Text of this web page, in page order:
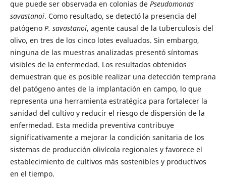
que puede ser observada en colonias de Pseudomonas
savastanoi. Como resultado, se detectó la presencia del
patógeno P. savastanoi, agente causal de la tuberculosis del
olivo, en tres de los cinco lotes evaluados. Sin embargo,
ninguna de las muestras analizadas presentó síntomas
visibles de la enfermedad. Los resultados obtenidos
demuestran que es posible realizar una detección temprana
del patógeno antes de la implantación en campo, lo que
representa una herramienta estratégica para fortalecer la
sanidad del cultivo y reducir el riesgo de dispersión de la
enfermedad. Esta medida preventiva contribuye
significativamente a mejorar la condición sanitaria de los
sistemas de producción olivícola regionales y favorece el
establecimiento de cultivos más sostenibles y productivos
en el tiempo.